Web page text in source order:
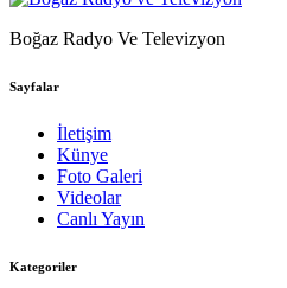
Boğaz Radyo Ve Televizyon
Sayfalar
İletişim
Künye
Foto Galeri
Videolar
Canlı Yayın
Kategoriler